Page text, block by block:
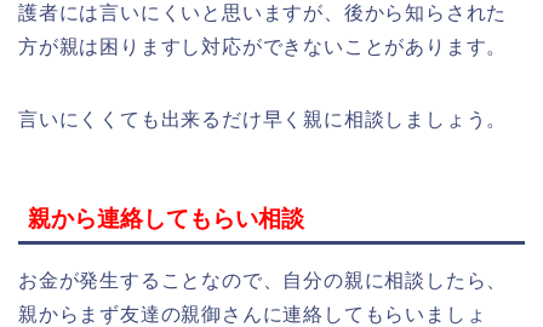
護者には言いにくいと思いますが、後から知らされた
方が親は困りますし対応ができないことがあります。
言いにくくても出来るだけ早く親に相談しましょう。
親から連絡してもらい相談
お金が発生することなので、自分の親に相談したら、
親からまず友達の親御さんに連絡してもらいましょ